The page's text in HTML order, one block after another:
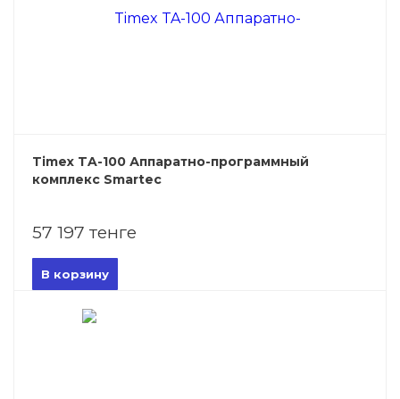
Timex TA-100 Аппаратно-программный
комплекс Smartec
57 197 тенге
В корзину